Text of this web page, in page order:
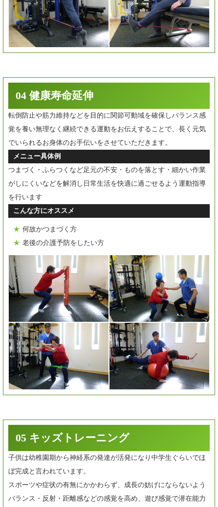
04 健康寿命延伸
転倒防止や筋力維持などを目的に関節可動域を確保しバランス感
覚を養い無理なく継続できる運動をお伝えすることで、長く元気
でいられるお身体のお手伝いをさせていただきます。
メニュー具体例
つまづく・ふらつくなど足元の不安・ものを落とす・細かい作業
がしにくいなどを解消し日常生活を快適に過ごせるよう運動指導
を行います
こんな方にオススメ
何故かつまづく方
老後の介護予防をしたい方
05 キッズトレーニング
子供は幼稚園期から神経系の発達が活発になり中学生ぐらいでほ
ぼ完成と言われています。
スポーツや症状の有無にかかわらず、成長の妨げにならないよう
バランス・反射・距離感などの感覚を高め、遊び感覚で潜在能力